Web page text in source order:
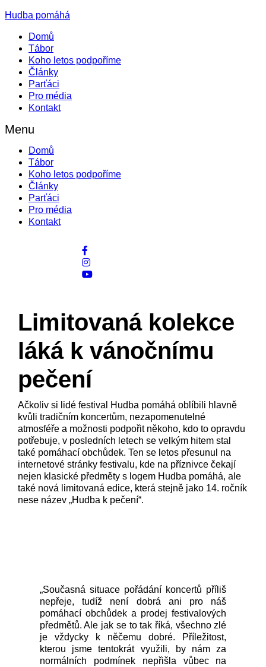
Hudba pomáhá
Domů
Tábor
Koho letos podpoříme
Články
Parťáci
Pro média
Kontakt
Menu
Domů
Tábor
Koho letos podpoříme
Články
Parťáci
Pro média
Kontakt
Limitovaná kolekce
láká k vánočnímu
pečení
Ačkoliv si lidé festival Hudba pomáhá oblíbili hlavně
kvůli tradičním koncertům, nezapomenutelné
atmosféře a možnosti podpořit někoho, kdo to opravdu
potřebuje, v posledních letech se velkým hitem stal
také pomáhací obchůdek. Ten se letos přesunul na
internetové stránky festivalu, kde na příznivce čekají
nejen klasické předměty s logem Hudba pomáhá, ale
také nová limitovaná edice, která stejně jako 14. ročník
nese název „Hudba k pečení“.
„Současná situace pořádání koncertů příliš
nepřeje, tudíž není dobrá ani pro náš
pomáhací obchůdek a prodej festivalových
předmětů. Ale jak se to tak říká, všechno zlé
je vždycky k něčemu dobré. Příležitost,
kterou jsme tentokrát využili, by nám za
normálních podmínek nepřišla vůbec na